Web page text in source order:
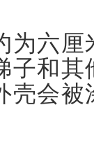
为六
子和
壳会